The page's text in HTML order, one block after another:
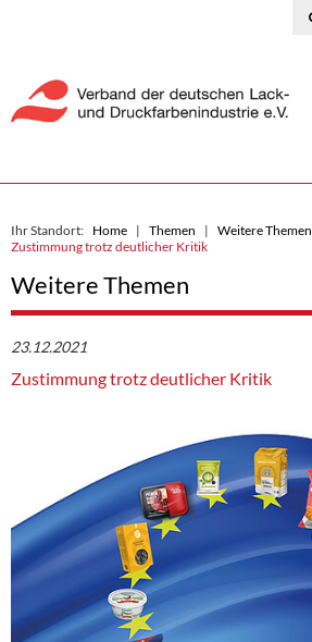
Ihr Standort: Home Themen
Weitere Themen
Zustimmung trotz deutlicher Kritik
Weitere Themen
23.12.2021
Zustimmung trotz deutlicher Kritik